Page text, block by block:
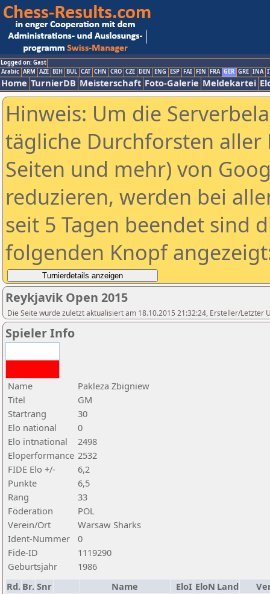
Logged on: Gast
Arabic ARM AZE BIH BUL CAT CHN CRO CZE DEN ENG ESP FAI FIN FRA GER GRE INA
Home TurnierDB Meisterschaft Foto-Galerie Meldekartei
Hinweis: Um die
tägliche Durchforsten aller
Seiten und mehr) von
reduzieren, werden bei
seit 5 Tagen beendet sind
folgenden Knopf
Reykjavik Open 2015
Die Seite wurde zuletzt aktualisiert am 18.10.2015 21:32:24, Ersteller/Letzter
Spieler Info
Name
Pakleza Zbigniew
Titel
GM
Startrang
30
Elo national
0
Elo intnational
2498
Eloperformance 2532
FIDE Elo +/-
6,2
Punkte
6,5
Rang
33
Föderation
POL
Verein/Ort
Warsaw Sharks
Ident-Nummer
0
Fide-ID
1119290
Geburtsjahr
1986
Rd. Br. Snr Name EloI EloN Land